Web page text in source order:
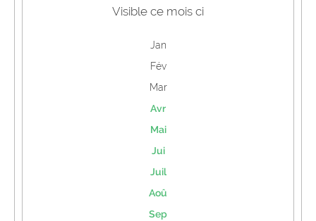
Visible ce mois ci
Jan
Fév
Mar
Avr
Mai
Jui
Juil
Aoû
Sep